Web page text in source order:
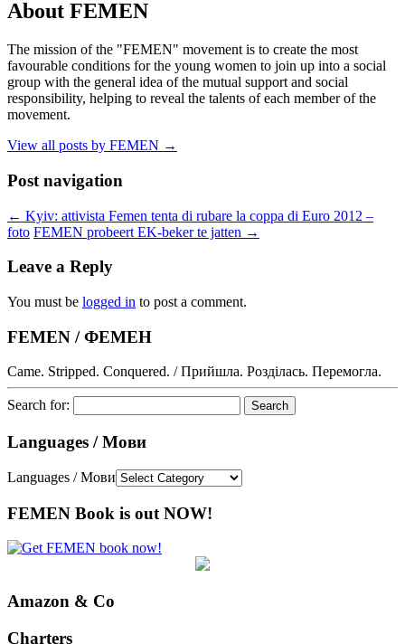
About FEMEN
The mission of the "FEMEN" movement is to create the most
favourable conditions for the young women to join up into a social
group with the general idea of the mutual support and social
responsibility, helping to reveal the talents of each member of the
movement.
View all posts by FEMEN →
Post navigation
← Kyiv: attivista Femen tenta di rubare la coppa di Euro 2012 –
foto FEMEN probeert EK-beker te jatten →
Leave a Reply
You must be logged in to post a comment.
FEMEN / ФЕМЕН
Came. Stripped. Conquered. / Прийшла. Розділась. Перемогла.
Search for:
Languages / Мови
Languages / Мови
FEMEN Book is out NOW!
Amazon & Co
Charters